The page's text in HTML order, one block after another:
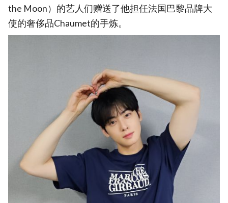
the Moon）的艺人们赠送了他担任法国巴黎品牌大
使的奢侈品Chaumet的手炼。